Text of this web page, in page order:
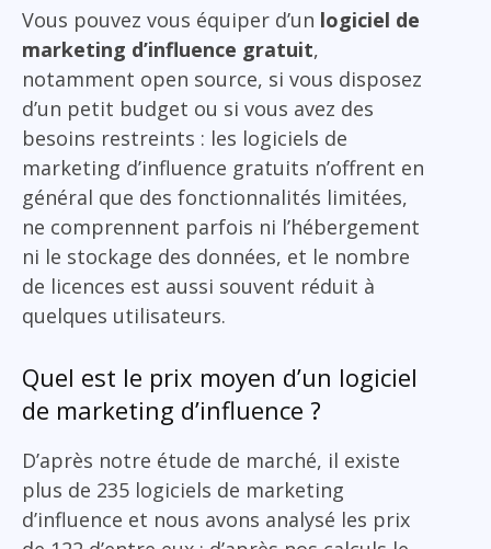
Vous pouvez vous équiper d’un logiciel de
marketing d’influence gratuit,
notamment open source, si vous disposez
d’un petit budget ou si vous avez des
besoins restreints : les logiciels de
marketing d’influence gratuits n’offrent en
général que des fonctionnalités limitées,
ne comprennent parfois ni l’hébergement
ni le stockage des données, et le nombre
de licences est aussi souvent réduit à
quelques utilisateurs.
Quel est le prix moyen d’un logiciel
de marketing d’influence ?
D’après notre étude de marché, il existe
plus de 235 logiciels de marketing
d’influence et nous avons analysé les prix